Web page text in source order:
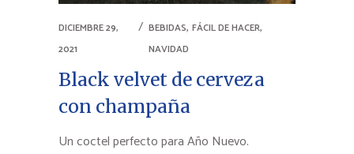
DICIEMBRE 29,
2021
BEBIDAS,FÁCIL DE HACER,
NAVIDAD
Black velvet de cerveza
con champaña
Un coctel perfecto para Año Nuevo.